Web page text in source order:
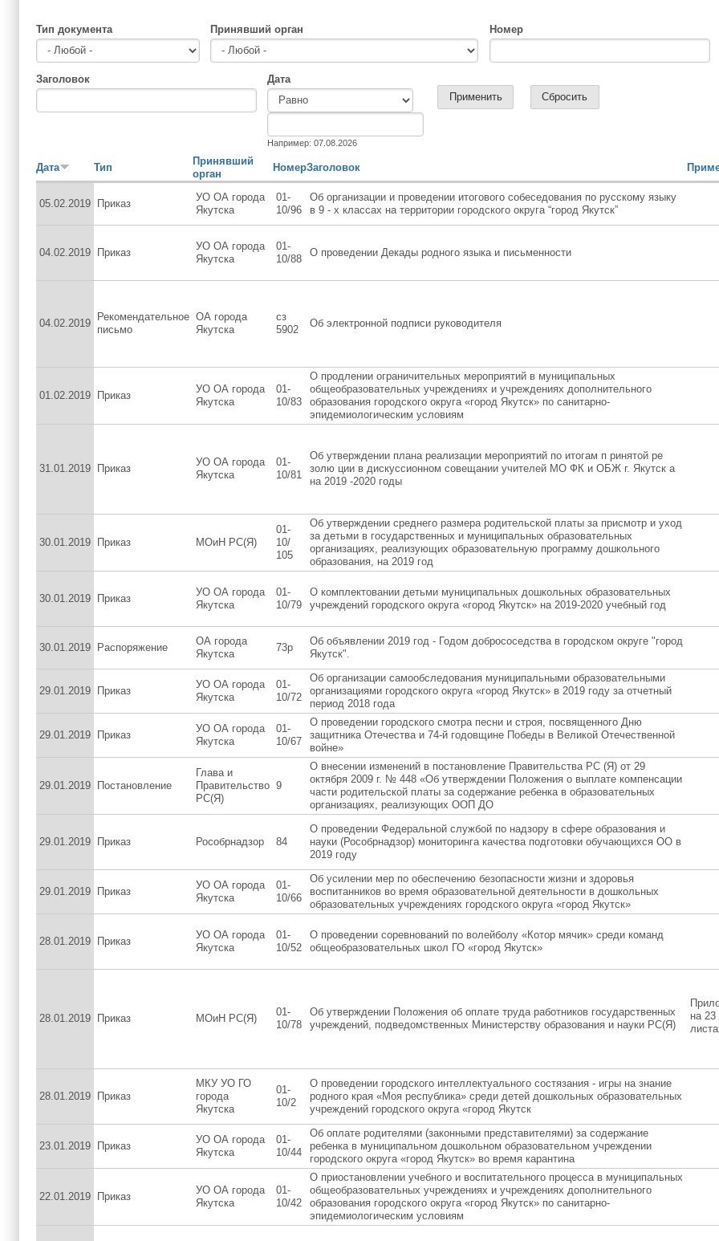
Тип документа Принявший орган Номер
Заголовок Дата
Например: 07.08.2026
Дата Тип
Принявший
орган
НомерЗаголовок
05.02.2019 Приказ
УО ОА города
Якутска
01-
10/96
Об организации и проведении итогового собеседования по русскому языку
в 9 - х классах на территории городского округа “город Якутск”
04.02.2019 Приказ
УО ОА города
Якутска
01-
10/88
О проведении Декады родного языка и письменности
04.02.2019
Рекомендательное
письмо
ОА города
Якутска
сз
5902
Об электронной подписи руководителя
01.02.2019 Приказ
УО ОА города
Якутска
01-
10/83
О продлении ограничительных мероприятий в муниципальных
общеобразовательных учреждениях и учреждениях дополнительного
образования городского округа «город Якутск» по санитарно-
эпидемиологическим условиям
31.01.2019 Приказ
УО ОА города
Якутска
01-
10/81
Об утверждении плана реализации мероприятий по итогам п ринятой ре
золю ции в дискуссионном совещании учителей МО ФК и ОБЖ г. Якутск а
на 2019 -2020 годы
30.01.2019 Приказ МОиН РС(Я)
01-
10/
105
Об утверждении среднего размера родительской платы за присмотр и уход
за детьми в государственных и муниципальных образовательных
организациях, реализующих образовательную программу дошкольного
образования, на 2019 год
30.01.2019 Приказ
УО ОА города
Якутска
01-
10/79
О комплектовании детьми муниципальных дошкольных образовательных
учреждений городского округа «город Якутск» на 2019-2020 учебный год
30.01.2019 Распоряжение
ОА города
Якутска
73р
Об объявлении 2019 год - Годом добрососедства в городском округе "город
Якутск".
29.01.2019 Приказ
УО ОА города
Якутска
01-
10/72
Об организации самообследования муниципальными образовательными
организациями городского округа «город Якутск» в 2019 году за отчетный
период 2018 года
29.01.2019 Приказ
УО ОА города
Якутска
01-
10/67
О проведении городского смотра песни и строя, посвященного Дню
защитника Отечества и 74-й годовщине Победы в Великой Отечественной
войне»
29.01.2019 Постановление
Глава и
Правительство
РС(Я)
9
О внесении изменений в постановление Правительства РС (Я) от 29
октября 2009 г. № 448 «Об утверждении Положения о выплате компенсации
части родительской платы за содержание ребенка в образовательных
организациях, реализующих ООП ДО
29.01.2019 Приказ Рособрнадзор 84
О проведении Федеральной службой по надзору в сфере образования и
науки (Рособрнадзор) мониторинга качества подготовки обучающихся ОО в
2019 году
29.01.2019 Приказ
УО ОА города
Якутска
01-
10/66
Об усилении мер по обеспечению безопасности жизни и здоровья
воспитанников во время образовательной деятельности в дошкольных
образовательных учреждениях городского округа «город Якутск»
28.01.2019 Приказ
УО ОА города
Якутска
01-
10/52
О проведении соревнований по волейболу «Котор мячик» среди команд
общеобразовательных школ ГО «город Якутск»
28.01.2019 Приказ МОиН РС(Я)
01-
10/78
Об утверждении Положения об оплате труда работников государственных
учреждений, подведомственных Министерству образования и науки РС(Я)
на 23
28.01.2019 Приказ
МКУ УО ГО
города
Якутска
01-
10/2
О проведении городского интеллектуального состязания - игры на знание
родного края «Моя республика» среди детей дошкольных образовательных
учреждений городского округа «город Якутск
23.01.2019 Приказ
УО ОА города
Якутска
01-
10/44
Об оплате родителями (законными представителями) за содержание
ребенка в муниципальном дошкольном образовательном учреждении
городского округа «город Якутск» во время карантина
22.01.2019 Приказ
УО ОА города
Якутска
01-
10/42
О приостановлении учебного и воспитательного процесса в муниципальных
общеобразовательных учреждениях и учреждениях дополнительного
образования городского округа «город Якутск» по санитарно-
эпидемиологическим условиям